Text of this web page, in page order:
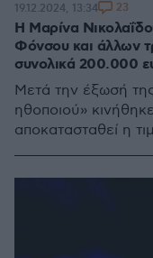
Η Μαρίνα
Φόνσου και άλλων
συνολικά 200.000
Μετά την έξωσή
ηθοποιού»
αποκατασταθεί η
19.12.2024, 13:34 23